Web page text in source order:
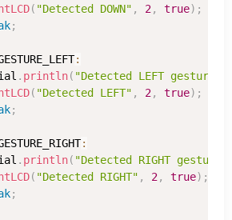
( "Detected DOWN" , 2, true) ;
;
:
. println( "Detected LEFT gesture"
( "Detected LEFT" , 2, true) ;
;
:
. println( "Detected RIGHT gesture"
( "Detected RIGHT" , 2, true) ;
;